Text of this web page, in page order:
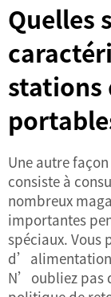
Quelles
Une autre
consiste à
nombreux
importantes
spéciaux. Vous
N’oubliez pas